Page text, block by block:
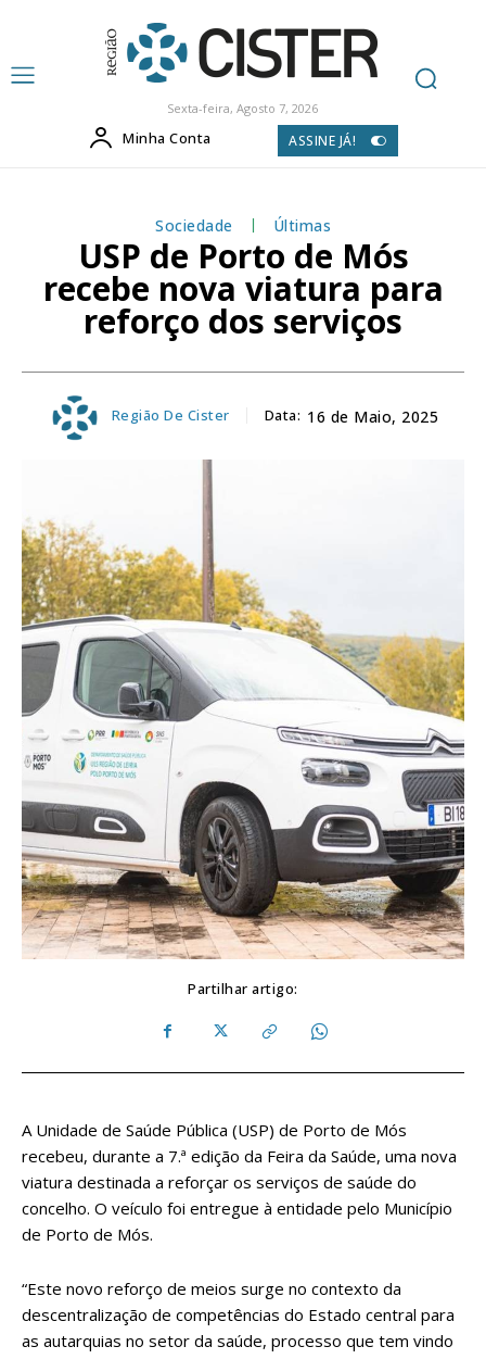
Sexta-feira, Agosto 7, 2026
Minha Conta ASSINE JÁ!
Sociedade Últimas
USP de Porto de Mós
recebe nova viatura para
reforço dos serviços
Região De Cister Data: 16 de Maio, 2025
Partilhar artigo:
A Unidade de Saúde Pública (USP) de Porto de Mós
recebeu, durante a 7.ª edição da Feira da Saúde, uma nova
viatura destinada a reforçar os serviços de saúde do
concelho. O veículo foi entregue à entidade pelo Município
de Porto de Mós.
“Este novo reforço de meios surge no contexto da
descentralização de competências do Estado central para
as autarquias no setor da saúde, processo que tem vindo